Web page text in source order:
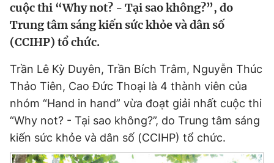
Video Magazine
Sản phẩm khác
Tiện ích Bạn cần biết
Thông tin tòa soạn Liên hệ quảng cáo
cuộc thi “Why not? - Tại sao không?”, do
Trung tâm sáng kiến sức khỏe và dân số
(CCIHP) tổ chức.
Trần Lê Kỳ Duyên, Trần Bích Trâm, Nguyễn Thúc
Thảo Tiên, Cao Đức Thoại là 4 thành viên của
nhóm “Hand in hand” vừa đoạt giải nhất cuộc thi
“Why not? - Tại sao không?”, do Trung tâm sáng
kiến sức khỏe và dân số (CCIHP) tổ chức.